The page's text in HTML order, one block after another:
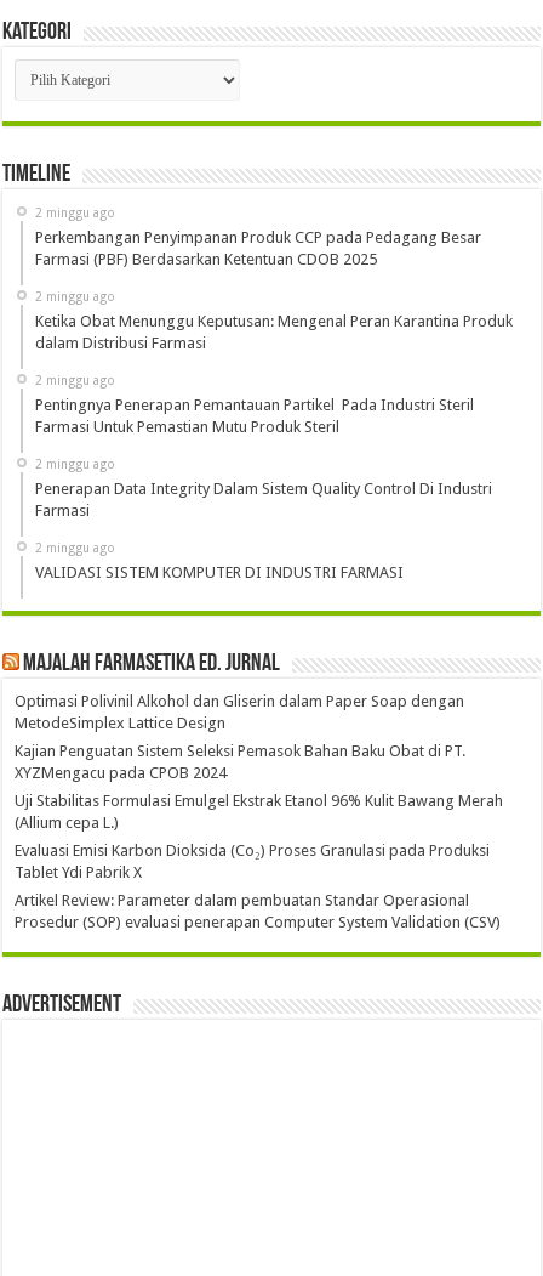
Kategori
Kategori
Timeline
2 minggu ago
Perkembangan Penyimpanan Produk CCP pada Pedagang Besar
Farmasi (PBF) Berdasarkan Ketentuan CDOB 2025
2 minggu ago
Ketika Obat Menunggu Keputusan: Mengenal Peran Karantina Produk
dalam Distribusi Farmasi
2 minggu ago
Pentingnya Penerapan Pemantauan Partikel Pada Industri Steril
Farmasi Untuk Pemastian Mutu Produk Steril
2 minggu ago
Penerapan Data Integrity Dalam Sistem Quality Control Di Industri
Farmasi
2 minggu ago
VALIDASI SISTEM KOMPUTER DI INDUSTRI FARMASI
Majalah Farmasetika Ed. Jurnal
Optimasi Polivinil Alkohol dan Gliserin dalam Paper Soap dengan
MetodeSimplex Lattice Design
Kajian Penguatan Sistem Seleksi Pemasok Bahan Baku Obat di PT.
XYZMengacu pada CPOB 2024
Uji Stabilitas Formulasi Emulgel Ekstrak Etanol 96% Kulit Bawang Merah
(Allium cepa L.)
Evaluasi Emisi Karbon Dioksida (Co₂) Proses Granulasi pada Produksi
Tablet Ydi Pabrik X
Artikel Review: Parameter dalam pembuatan Standar Operasional
Prosedur (SOP) evaluasi penerapan Computer System Validation (CSV)
Advertisement